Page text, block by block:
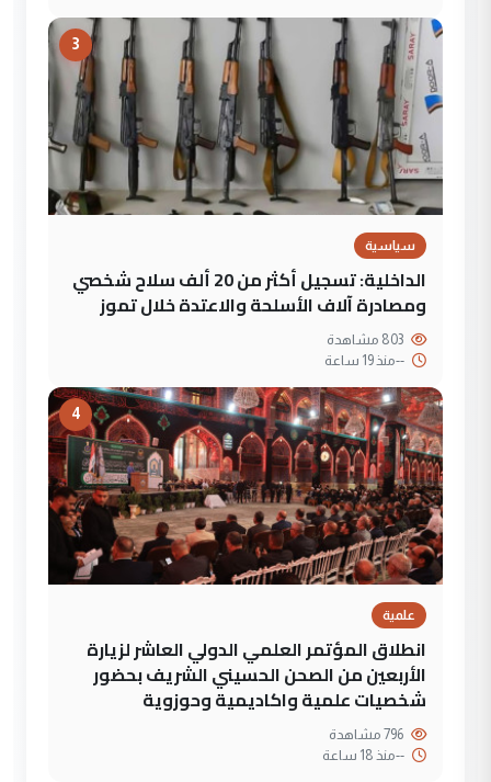
3
سياسية
الداخلية: تسجيل أكثر من 20 ألف سلاح شخصي
ومصادرة آلاف الأسلحة والاعتدة خلال تموز
--منذ 19 ساعة
4
علمية
انطلاق المؤتمر العلمي الدولي العاشر لزيارة
الأربعين من الصحن الحسيني الشريف بحضور
شخصيات علمية واكاديمية وحوزوية
--منذ 18 ساعة